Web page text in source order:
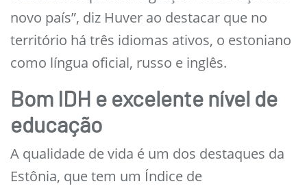
novo país”, diz Huver ao destacar que no
território há três idiomas ativos, o estoniano
como língua oficial, russo e inglês.
Bom IDH e excelente nível de
educação
A qualidade de vida é um dos destaques da
Estônia, que tem um Índice de